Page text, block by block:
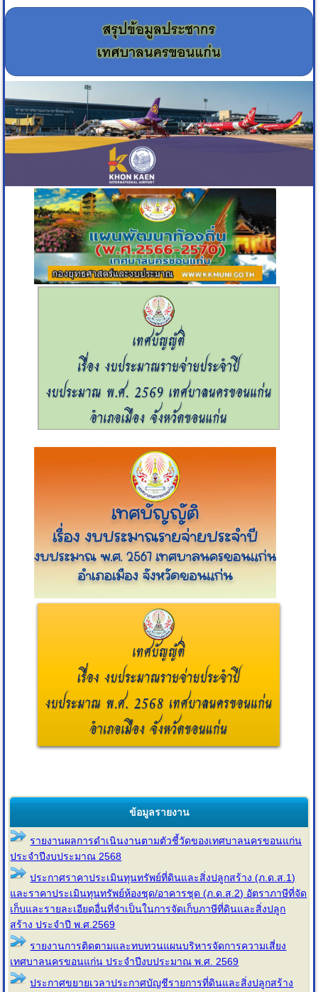
ข้อมูลรายงาน
รายงานผลการดำเนินงานตามตัวชี้วัดของเทศบาลนครขอนแก่น
ประจำปีงบประมาณ 2568
ประกาศราคาประเมินทุนทรัพย์ที่ดินและสิ่งปลูกสร้าง (ภ.ด.ส.1)
และราคาประเมินทุนทรัพย์ห้องชุด/อาคารชุด (ภ.ด.ส.2) อัตราภาษีที่จัด
เก็บและรายละเอียดอื่นที่จำเป็นในการจัดเก็บภาษีที่ดินและสิ่งปลูก
สร้าง ประจำปี พ.ศ.2569
รายงานการติดตามและทบทวนแผนบริหารจัดการความเสี่ยง
เทศบาลนครขอนแก่น ประจำปีงบประมาณ พ.ศ. 2569
ประกาศขยายเวลาประกาศบัญชีรายการที่ดินและสิ่งปลูกสร้าง